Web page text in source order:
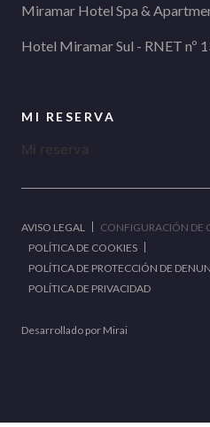
Miramar Hotel Spa &
Hotel Miramar Sul - RNET nº
MI RESERVA
AVISO LEGAL
CONFIGURACIÓN DE
POLÍTICA DE COOKIES
POLÍTICA DE PROTECCIÓN DE
POLÍTICA DE PRIVACIDAD
Desarrollado por Mirai